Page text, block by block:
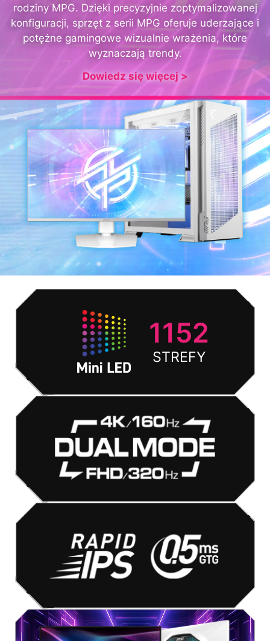
rodziny MPG. Dzięki precyzyjnie zoptymalizowanej
konfiguracji, sprzęt z serii MPG oferuje uderzające i
potężne gamingowe wizualnie wrażenia, które
wyznaczają trendy.
Dowiedz się więcej >
1152
STREFY